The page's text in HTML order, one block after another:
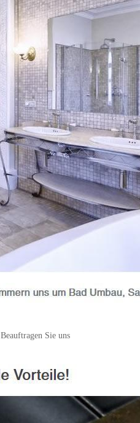
Beauftragen Sie uns